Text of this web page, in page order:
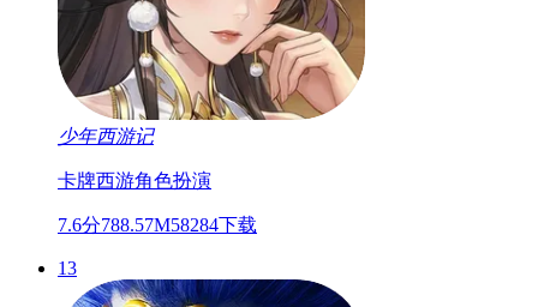
少年西游记
卡牌西游角色扮演
7.6分788.57M58284下载
13